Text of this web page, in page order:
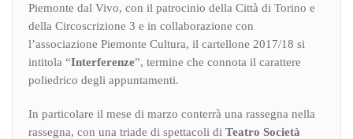
Piemonte dal Vivo, con il patrocinio della Città di Torino e
della Circoscrizione 3 e in collaborazione con
l’associazione Piemonte Cultura, il cartellone 2017/18 si
intitola “Interferenze”, termine che connota il carattere
poliedrico degli appuntamenti.
In particolare il mese di marzo conterrà una rassegna nella
rassegna, con una triade di spettacoli di Teatro Società